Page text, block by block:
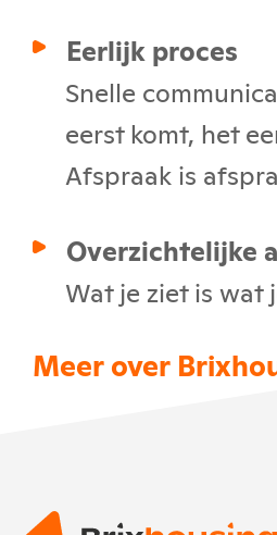
Eerlijk proces
Snelle
eerst komt, het
Afspraak is
Overzichtelijke
Wat je ziet is wat
Meer over